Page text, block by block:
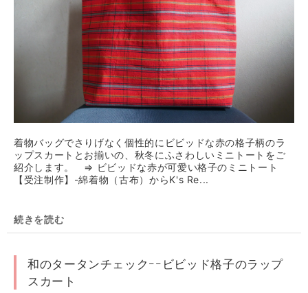
着物バッグでさりげなく個性的にビビッドな赤の格子柄のラ
ップスカートとお揃いの、秋冬にふさわしいミニトートをご
紹介します。 ⇒ ビビッドな赤が可愛い格子のミニトート
【受注制作】-綿着物（古布）からK's Re...
続きを読む
和のタータンチェックｰｰビビッド格子のラップ
スカート